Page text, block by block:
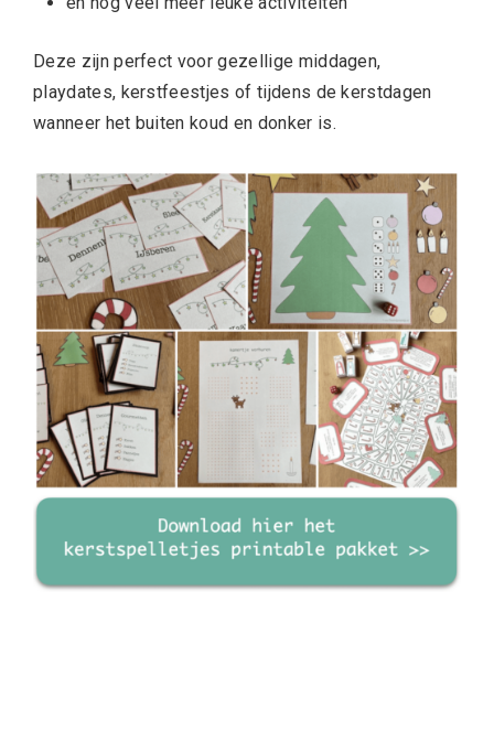
Deze zijn perfect voor gezellige middagen,
playdates, kerstfeestjes of tijdens de kerstdagen
wanneer het buiten koud en donker is.